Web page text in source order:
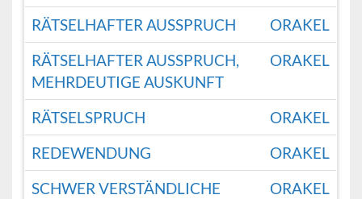
RÄTSELHAFTER AUSSPRUCH
ORAKEL
RÄTSELHAFTER AUSSPRUCH,
MEHRDEUTIGE AUSKUNFT
ORAKEL
RÄTSELSPRUCH
ORAKEL
REDEWENDUNG
ORAKEL
SCHWER VERSTÄNDLICHE
ORAKEL